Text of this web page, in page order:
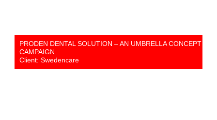
PRODEN DENTAL SOLUTION – AN UMBRELLA CONCEPT
CAMPAIGN
Client: Swedencare